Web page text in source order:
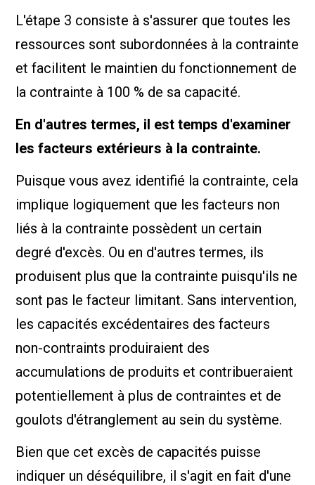
L'étape 3 consiste à s'assurer que toutes les
ressources sont subordonnées à la contrainte
et facilitent le maintien du fonctionnement de
la contrainte à 100 % de sa capacité.
En d'autres termes, il est temps d'examiner
les facteurs extérieurs à la contrainte.
Puisque vous avez identifié la contrainte, cela
implique logiquement que les facteurs non
liés à la contrainte possèdent un certain
degré d'excès. Ou en d'autres termes, ils
produisent plus que la contrainte puisqu'ils ne
sont pas le facteur limitant. Sans intervention,
les capacités excédentaires des facteurs
non-contraints produiraient des
accumulations de produits et contribueraient
potentiellement à plus de contraintes et de
goulots d'étranglement au sein du système.
Bien que cet excès de capacités puisse
indiquer un déséquilibre, il s'agit en fait d'une